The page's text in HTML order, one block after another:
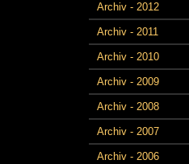
Archiv - 2012
Archiv - 2011
Archiv - 2010
Archiv - 2009
Archiv - 2008
Archiv - 2007
Archiv - 2006